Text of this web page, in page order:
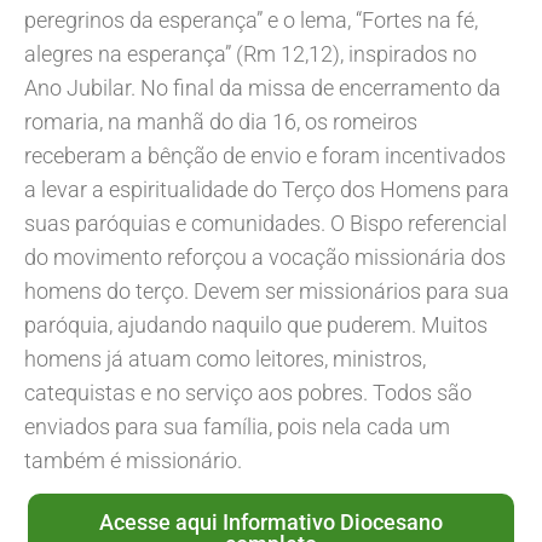
peregrinos da esperança” e o lema, “Fortes na fé,
alegres na esperança” (Rm 12,12), inspirados no
Ano Jubilar. No final da missa de encerramento da
romaria, na manhã do dia 16, os romeiros
receberam a bênção de envio e foram incentivados
a levar a espiritualidade do Terço dos Homens para
suas paróquias e comunidades. O Bispo referencial
do movimento reforçou a vocação missionária dos
homens do terço. Devem ser missionários para sua
paróquia, ajudando naquilo que puderem. Muitos
homens já atuam como leitores, ministros,
catequistas e no serviço aos pobres. Todos são
enviados para sua família, pois nela cada um
também é missionário.
Acesse aqui Informativo Diocesano